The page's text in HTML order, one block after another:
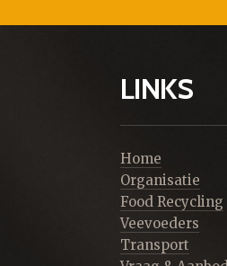
LINKS
Home
Organisatie
Food Recycling
Veevoeders
Transport